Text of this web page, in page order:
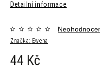
Detailní informace
Značka: Ewena
44 Kč